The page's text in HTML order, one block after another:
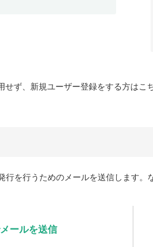
ず、新規ユーザー登録をする方はこ
を行うためのメールを送信します。
ールを送信